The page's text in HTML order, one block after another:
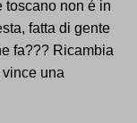
toscano non é in
fatta di gente
fa??? Ricambia
una